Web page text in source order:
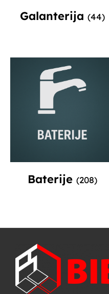
Galanterija (44)
Baterije (208)